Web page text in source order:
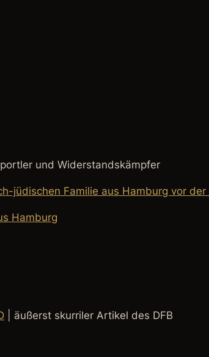
und Widerstandskämpfer
jüdischen Familie aus Hamburg vor
Hamburg
| äußerst skurriler Artikel des DFB